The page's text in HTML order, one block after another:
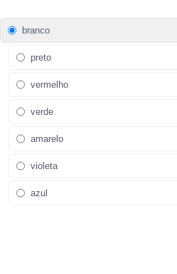
branco
preto
vermelho
verde
amarelo
violeta
azul